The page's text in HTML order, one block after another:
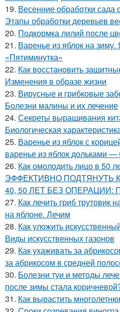
19. Весенние обработки сада
Этапы обработки деревьев
20. Подкормка лилий после
21. Варенье из яблок на
«Пятиминутка»
22. Как восстановить
Изменения в образе жизни
23. Вирусные и грибковые
Болезни малины и их лечение
24. Секреты выращивания
Биологическая
25. Варенье из яблок с
варенье из яблок дольками
26. Как омолодить лицо в 50
ЭФФЕКТИВНО ПОДТЯНУТЬ
40, 50 ЛЕТ БЕЗ
27. Как лечить гриб трутовик
на яблоне. Лечим
28. Как уложить
Виды искусственных газонов
29. Как ухаживать за
за абрикосом в средней
30. Болезни туи и методы
после зимы стала
31. Как вырастить